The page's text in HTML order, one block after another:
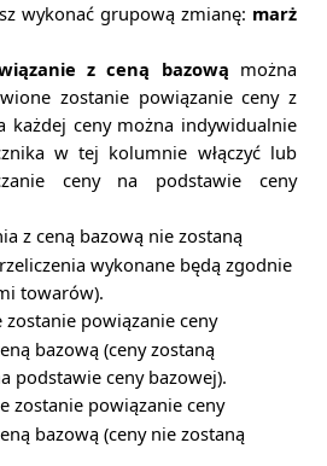
wykonać grupową zmianę: marż
z ceną bazową można
zostanie powiązanie ceny z
każdej ceny można indywidualnie
w tej kolumnie włączyć lub
ceny na podstawie ceny
z ceną bazową nie zostaną
wykonane będą zgodnie
towarów).
zostanie powiązanie ceny
bazową (ceny zostaną
podstawie ceny bazowej).
zostanie powiązanie ceny
bazową (ceny nie zostaną